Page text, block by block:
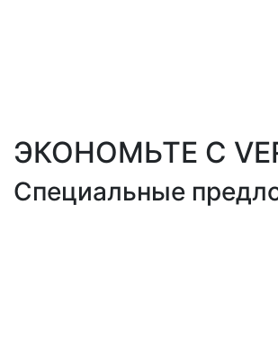
ЭКОНОМЬТЕ С
Специальные